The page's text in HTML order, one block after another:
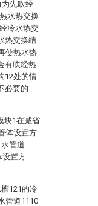
先吹经
水热交换
冷水热交
热交换结
使热水热
有吹经热
12处的情
必要的
块1在减省
体设置方
管道
设置方
121的冷
管道1110